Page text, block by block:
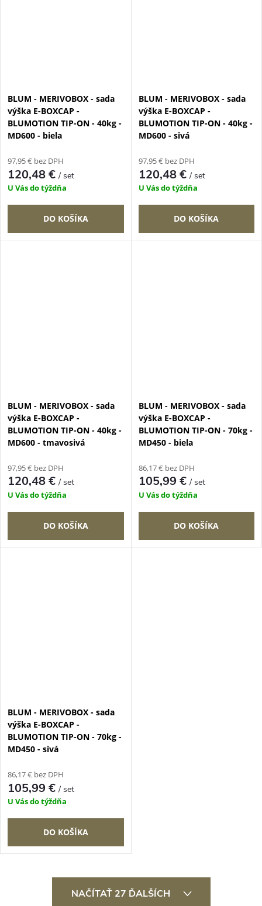
BLUM - MERIVOBOX - sada
výška E-BOXCAP -
BLUMOTION TIP-ON - 40kg -
MD600 - biela
97,95 € bez DPH
120,48 €/ set
U Vás do týždňa
DO KOŠÍKA
BLUM - MERIVOBOX - sada
výška E-BOXCAP -
BLUMOTION TIP-ON - 40kg -
MD600 - sivá
97,95 € bez DPH
120,48 €/ set
U Vás do týždňa
DO KOŠÍKA
BLUM - MERIVOBOX - sada
výška E-BOXCAP -
BLUMOTION TIP-ON - 40kg -
MD600 - tmavosivá
97,95 € bez DPH
120,48 €/ set
U Vás do týždňa
DO KOŠÍKA
BLUM - MERIVOBOX - sada
výška E-BOXCAP -
BLUMOTION TIP-ON - 70kg -
MD450 - biela
86,17 € bez DPH
105,99 €/ set
U Vás do týždňa
DO KOŠÍKA
BLUM - MERIVOBOX - sada
výška E-BOXCAP -
BLUMOTION TIP-ON - 70kg -
MD450 - sivá
86,17 € bez DPH
105,99 €/ set
U Vás do týždňa
DO KOŠÍKA
NAČÍTAŤ 27 ĎALŠÍCH